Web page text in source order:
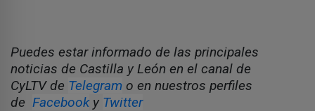
Puedes estar informado de las principales
noticias de Castilla y León en el canal de
CyLTV de Telegram o en nuestros perfiles
de Facebooky Twitter